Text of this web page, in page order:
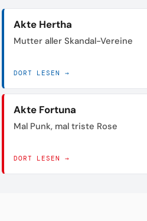
Akte Hertha
Mutter aller Skandal-Vereine
DORT LESEN →
Akte Fortuna
Mal Punk, mal triste Rose
DORT LESEN →